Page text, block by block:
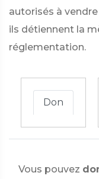
autorisés à
ils détiennent la
réglementation.
Don
Vous pouvez